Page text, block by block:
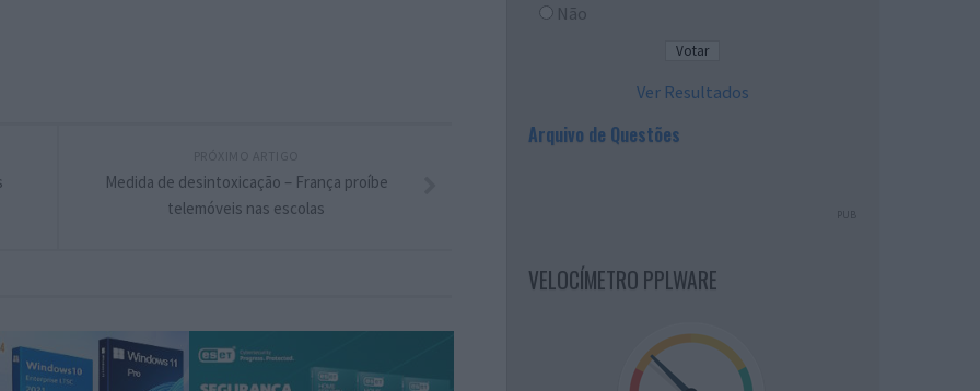
Medida de desintoxicação – França proíbe
telemóveis nas escolas
Não
Ver Resultados
Arquivo de Questões
PUB
VELOCÍMETRO PPLWARE